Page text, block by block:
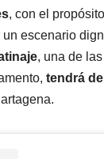
, con el
escenario
, una de
tendrá